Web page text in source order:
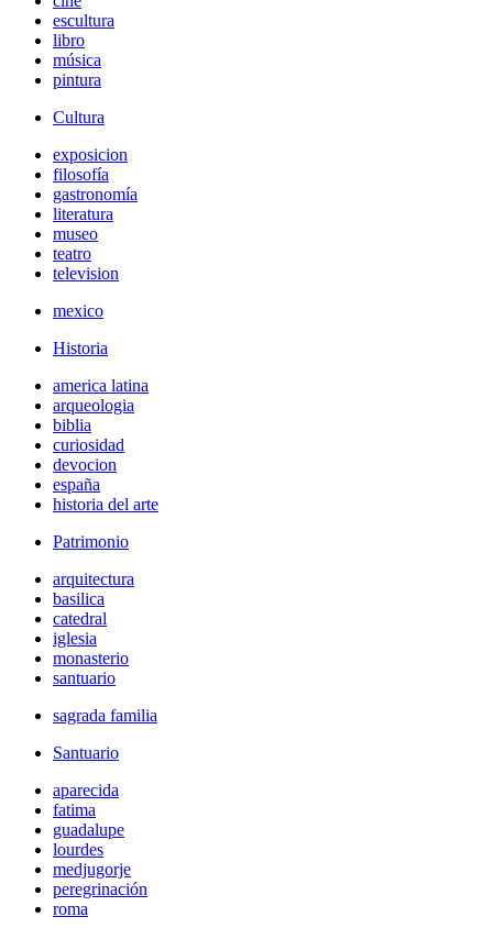
escultura
libro
música
pintura
Cultura
exposicion
filosofía
gastronomía
literatura
museo
teatro
television
mexico
Historia
america latina
arqueologia
biblia
curiosidad
devocion
españa
historia del arte
Patrimonio
arquitectura
basilica
catedral
iglesia
monasterio
santuario
sagrada familia
Santuario
aparecida
fatima
guadalupe
lourdes
medjugorje
peregrinación
roma